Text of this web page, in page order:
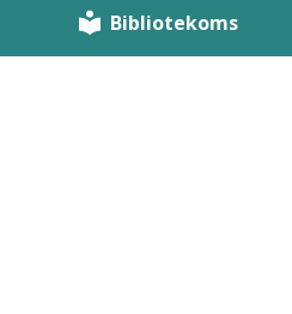
Bibliotekoms